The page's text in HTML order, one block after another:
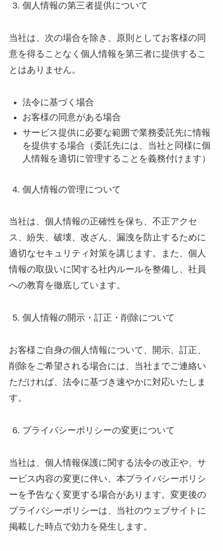
個人情報の第三者提供について
当社は、次の場合を除き、原則としてお客様の同
意を得ることなく個人情報を第三者に提供するこ
とはありません。
法令に基づく場合
お客様の同意がある場合
サービス提供に必要な範囲で業務委託先に情報
を提供する場合（委託先には、当社と同様に個
人情報を適切に管理することを義務付けます）
個人情報の管理について
当社は、個人情報の正確性を保ち、不正アクセ
ス、紛失、破壊、改ざん、漏洩を防止するために
適切なセキュリティ対策を講じます。また、個人
情報の取扱いに関する社内ルールを整備し、社員
への教育を徹底しています。
個人情報の開示・訂正・削除について
お客様ご自身の個人情報について、開示、訂正、
削除をご希望される場合には、当社までご連絡い
ただければ、法令に基づき速やかに対応いたしま
す。
プライバシーポリシーの変更について
当社は、個人情報保護に関する法令の改正や、サ
ービス内容の変更に伴い、本プライバシーポリシ
ーを予告なく変更する場合があります。変更後の
プライバシーポリシーは、当社のウェブサイトに
掲載した時点で効力を発生します。